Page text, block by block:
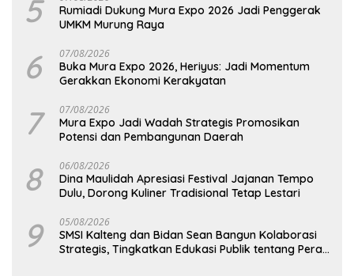
5
Rumiadi Dukung Mura Expo 2026 Jadi Penggerak
UMKM Murung Raya
6 07/08/2026
Buka Mura Expo 2026, Heriyus: Jadi Momentum
Gerakkan Ekonomi Kerakyatan
7 07/08/2026
Mura Expo Jadi Wadah Strategis Promosikan
Potensi dan Pembangunan Daerah
8 06/08/2026
Dina Maulidah Apresiasi Festival Jajanan Tempo
Dulu, Dorong Kuliner Tradisional Tetap Lestari
9 05/08/2026
SMSI Kalteng dan Bidan Sean Bangun Kolaborasi
Strategis, Tingkatkan Edukasi Publik tentang Peran